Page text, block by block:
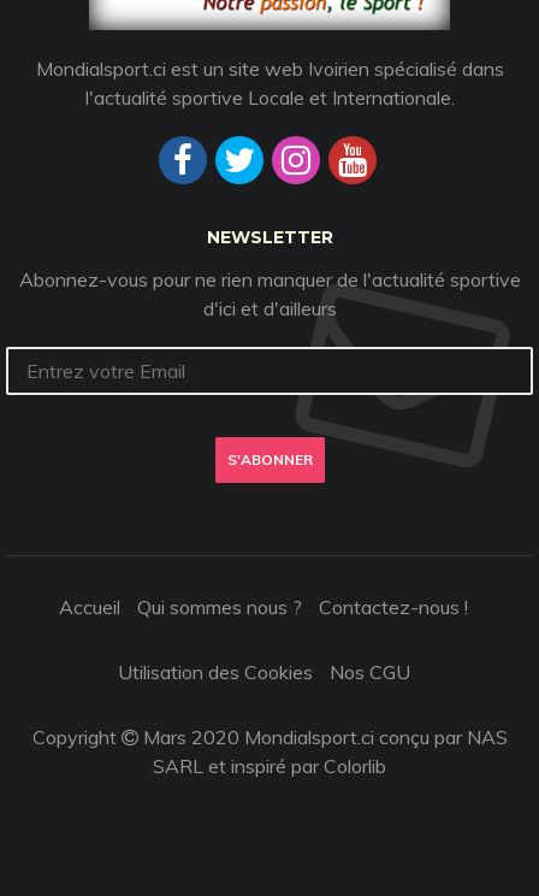
Mondialsport.ci est un site web Ivoirien spécialisé dans
l'actualité sportive Locale et Internationale.
NEWSLETTER
Abonnez-vous pour ne rien manquer de l'actualité sportive
d'ici et d'ailleurs
S'ABONNER
Accueil Qui sommes nous ? Contactez-nous !
Utilisation des Cookies Nos CGU
Copyright
Mars 2020 Mondialsport.ci conçu par NAS
SARL et inspiré parColorlib